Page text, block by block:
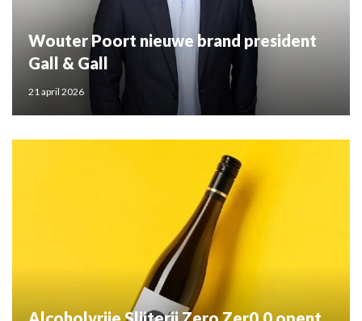
Wouter Poort nieuwe brand president
Gall & Gall
21 april 2026